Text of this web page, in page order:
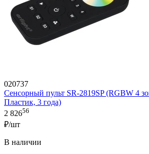
020737
Сенсорный пульт SR-2819SP (RGBW 4
Пластик, 3 года)
2 82656
₽/шт
В наличии